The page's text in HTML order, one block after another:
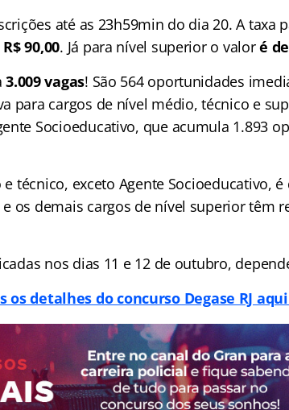
até as 23h59min do dia 20. A taxa
90,00. Já para nível superior o valoré
3.009 vagas! São 564 oportunidades
para cargos de nível médio, técnico e
Socioeducativo, que acumula 1.893
técnico, exceto Agente Socioeducativo, é
e os demais cargos de nível superior têm
nos dias 11 e 12 de outubro,
os detalhes do concurso Degase RJ